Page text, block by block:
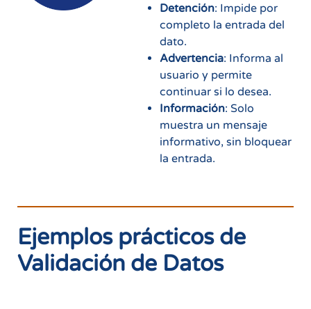
Detención: Impide por
completo la entrada del
dato.
Advertencia: Informa al
usuario y permite
continuar si lo desea.
Información: Solo
muestra un mensaje
informativo, sin bloquear
la entrada.
Ejemplos prácticos de
Validación de Datos